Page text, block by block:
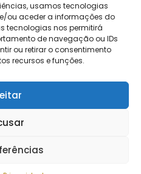
usamos tecnologias
ou aceder a informações do
tecnologias nos permitirá
de navegação ou IDs
ou retirar o consentimento
recursos e funções.
Comunicação Digital
|PPRCIC
820 641